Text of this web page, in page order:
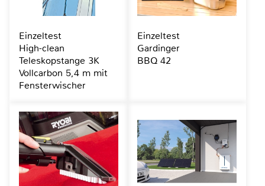
Einzeltest
High-clean
Teleskopstange 3K
Vollcarbon 5,4 m mit
Fensterwischer
Einzeltest
Gardinger
BBQ 42